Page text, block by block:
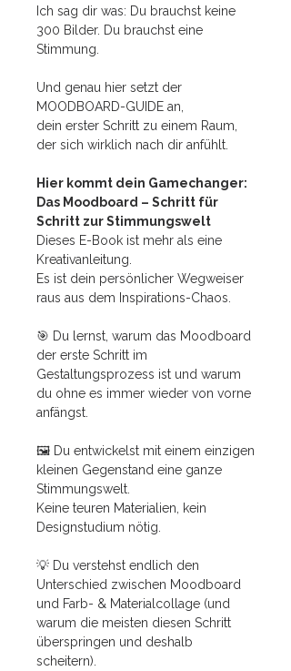
Ich sag dir was: Du brauchst keine
300 Bilder. Du brauchst eine
Stimmung.
Und genau hier setzt der
MOODBOARD-GUIDE an,
dein erster Schritt zu einem Raum,
der sich wirklich nach dir anfühlt.
Hier kommt dein Gamechanger:
Das Moodboard – Schritt für
Schritt zur Stimmungswelt
Dieses E-Book ist mehr als eine
Kreativanleitung.
Es ist dein persönlicher Wegweiser
raus aus dem Inspirations-Chaos.
🎯 Du lernst, warum das Moodboard
der erste Schritt im
Gestaltungsprozess ist und warum
du ohne es immer wieder von vorne
anfängst.
🖼️ Du entwickelst mit einem einzigen
kleinen Gegenstand eine ganze
Stimmungswelt.
Keine teuren Materialien, kein
Designstudium nötig.
💡 Du verstehst endlich den
Unterschied zwischen Moodboard
und Farb- & Materialcollage (und
warum die meisten diesen Schritt
überspringen und deshalb
scheitern).